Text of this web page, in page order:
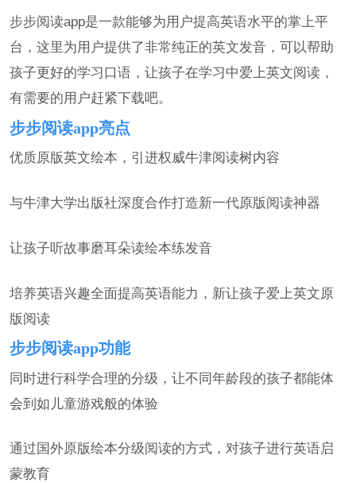
步步阅读app是一款能够为用户提高英语水平的掌上平
台，这里为用户提供了非常纯正的英文发音，可以帮助
孩子更好的学习口语，让孩子在学习中爱上英文阅读，
有需要的用户赶紧下载吧。
步步阅读app亮点
优质原版英文绘本，引进权威牛津阅读树内容
与牛津大学出版社深度合作打造新一代原版阅读神器
让孩子听故事磨耳朵读绘本练发音
培养英语兴趣全面提高英语能力，新让孩子爱上英文原
版阅读
步步阅读app功能
同时进行科学合理的分级，让不同年龄段的孩子都能体
会到如儿童游戏般的体验
通过国外原版绘本分级阅读的方式，对孩子进行英语启
蒙教育